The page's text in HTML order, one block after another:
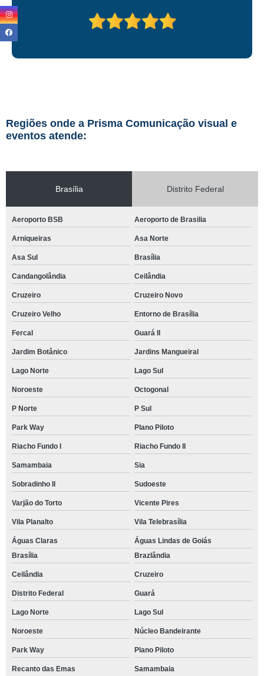
Regiões onde a Prisma Comunicação visual e
eventos atende:
Brasília Distrito Federal
Aeroporto BSB Aeroporto de Brasilia
Arniqueiras Asa Norte
Asa Sul Brasília
Candangolândia Ceilândia
Cruzeiro Cruzeiro Novo
Cruzeiro Velho Entorno de Brasília
Fercal Guará II
Jardim Botânico Jardins Mangueiral
Lago Norte Lago Sul
Noroeste Octogonal
P Norte P Sul
Park Way Plano Piloto
Riacho Fundo I Riacho Fundo II
Samambaia Sia
Sobradinho II Sudoeste
Varjão do Torto Vicente Pires
Vila Planalto Vila Telebrasília
Águas Claras
Águas Lindas de Goiás
Brasília
Brazlândia
Ceilândia Cruzeiro
Distrito Federal Guará
Lago Norte Lago Sul
Noroeste Núcleo Bandeirante
Park Way Plano Piloto
Recanto das Emas Samambaia